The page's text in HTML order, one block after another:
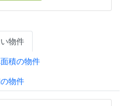
物件
積の物件
物件